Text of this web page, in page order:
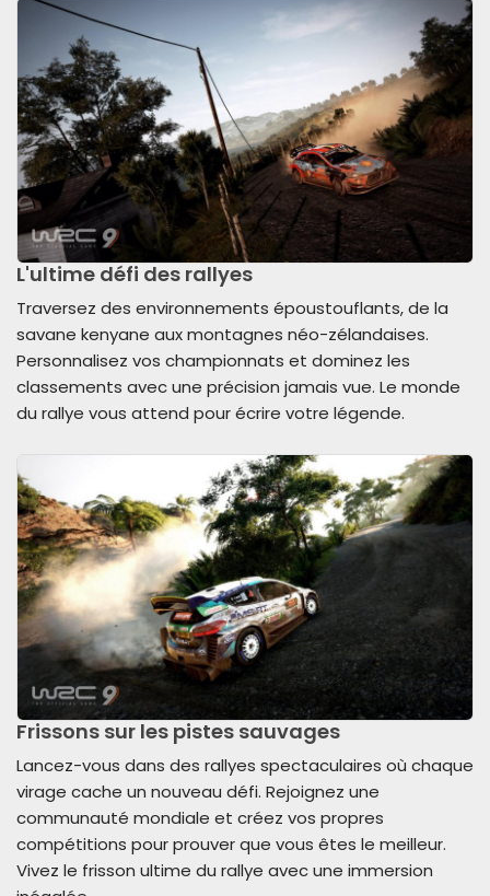
L'ultime défi des rallyes
Traversez des environnements époustouflants, de la
savane kenyane aux montagnes néo-zélandaises.
Personnalisez vos championnats et dominez les
classements avec une précision jamais vue. Le monde
du rallye vous attend pour écrire votre légende.
Frissons sur les pistes sauvages
Lancez-vous dans des rallyes spectaculaires où chaque
virage cache un nouveau défi. Rejoignez une
communauté mondiale et créez vos propres
compétitions pour prouver que vous êtes le meilleur.
Vivez le frisson ultime du rallye avec une immersion